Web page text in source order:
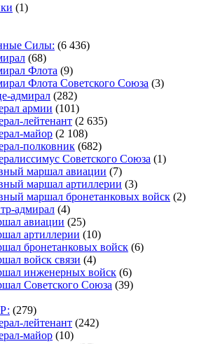
(1)
Силы: (6 436)
(68)
Флота (9)
Флота Советского Союза (3)
адмирал (282)
армии (101)
лейтенант (2 635)
майор (2 108)
полковник (682)
Советского Союза (1)
маршал авиации (7)
маршал артиллерии (3)
маршал бронетанковых войск (2)
адмирал (4)
авиации (25)
артиллерии (10)
бронетанковых войск (6)
войск связи (4)
инженерных войск (6)
Советского Союза (39)
(279)
лейтенант (242)
майор (10)